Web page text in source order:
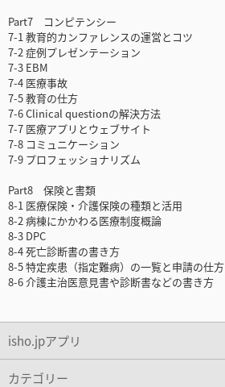
Part7 コンピテンシー
7-1 教育的カンファレンスの運営とコツ
7-2 症例プレゼンテーション
7-3 EBM
7-4 医療事故
7-5 教育の仕方
7-6 Clinical questionの解決方法
7-7 医療アプリとウェブサイト
7-8 コミュニケーション
7-9 プロフェッショナリズム
Part8 保険と書類
8-1 医療保険・介護保険の種類と活用
8-2 病棟にかかわる医療制度概論
8-3 DPC
8-4 死亡診断書の書き方
8-5 特定疾患（指定難病）の一覧と申請の仕方
8-6 介護主治医意見書や診断書などの書き方
isho.jpアプリ
カテゴリー